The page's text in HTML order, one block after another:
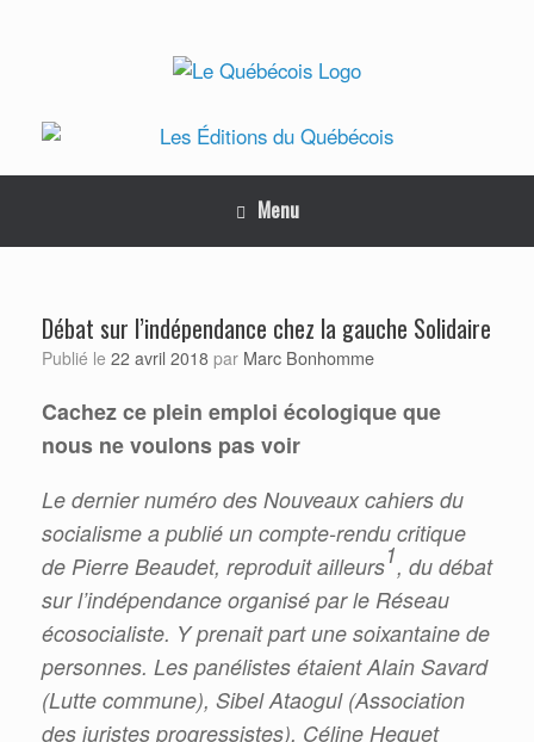
Menu
Débat sur l’indépendance chez la gauche Solidaire
Publié le 22 avril 2018 par Marc Bonhomme
Cachez ce plein emploi écologique que
nous ne voulons pas voir
Le dernier numéro des Nouveaux cahiers du
socialisme a publié un compte-rendu critique
de Pierre Beaudet, reproduit ailleurs1, du débat
sur l’indépendance organisé par le Réseau
écosocialiste. Yprenait part une soixantaine de
personnes. Les panélistes étaient Alain Savard
(Lutte commune), SibelAtaogul (Association
des juristes progressistes), Céline Hequet